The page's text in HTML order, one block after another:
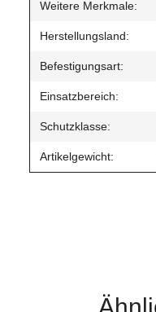
Weitere Merkmale:
Herstellungsland:
Befestigungsart:
Einsatzbereich:
Schutzklasse:
Artikelgewicht: